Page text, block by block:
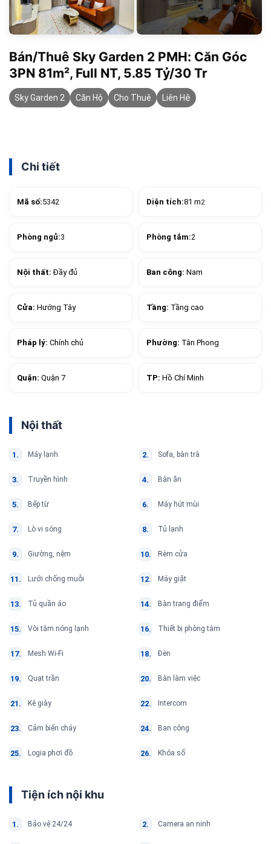
Bán/Thuê Sky Garden 2 PMH: Căn Góc
3PN 81m², Full NT, 5.85 Tỷ/30 Tr
Sky Garden 2 Căn Hộ Cho Thuê Liên Hệ
Chi tiết
Mã số:5342 Diện tích:81 m2
Phòng ngủ:3 Phòng tắm:2
Nội thất:Đầy đủ Ban công: Nam
Cửa: Hướng Tây Tầng: Tầng cao
Pháp lý: Chính chủ Phường: Tân Phong
Quận: Quận 7 TP: Hồ Chí Minh
Nội thất
Máy lạnh Sofa, bàn trà
Truyền hình Bàn ăn
Bếp từ Máy hút mùi
Lò vi sóng Tủ lạnh
Giường, nệm Rèm cửa
Lưới chống muỗi Máy giặt
Tủ quần áo Bàn trang điểm
Vòi tắm nóng lạnh Thiết bị phòng tắm
Mesh Wi-Fi Đèn
Quạt trần Bàn làm việc
Kệ giày Intercom
Cảm biến cháy Ban công
Logia phơi đồ Khóa số
Tiện ích nội khu
Bảo vệ 24/24 Camera an ninh